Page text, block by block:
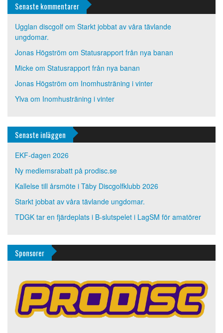
Senaste kommentarer
Ugglan discgolf om Starkt jobbat av våra tävlande
ungdomar.
Jonas Högström om Statusrapport från nya banan
Micke om Statusrapport från nya banan
Jonas Högström om Inomhusträning i vinter
Ylva om Inomhusträning i vinter
Senaste inläggen
EKF-dagen 2026
Ny medlemsrabatt på prodisc.se
Kallelse till årsmöte i Täby Discgolfklubb 2026
Starkt jobbat av våra tävlande ungdomar.
TDGK tar en fjärdeplats i B-slutspelet i LagSM för amatörer
Sponsorer